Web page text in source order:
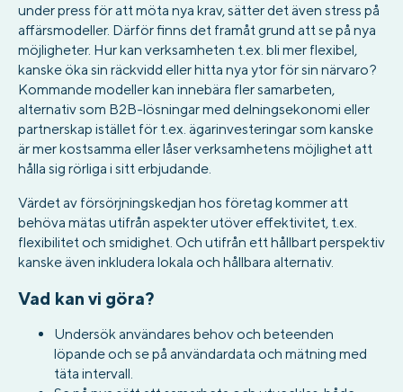
under press för att möta nya krav, sätter det även stress på
affärsmodeller. Därför finns det framåt grund att se på nya
möjligheter. Hur kan verksamheten t.ex. bli mer flexibel,
kanske öka sin räckvidd eller hitta nya ytor för sin närvaro?
Kommande modeller kan innebära fler samarbeten,
alternativ som B2B-lösningar med delningsekonomi eller
partnerskap istället för t.ex. ägarinvesteringar som kanske
är mer kostsamma eller låser verksamhetens möjlighet att
hålla sig rörliga i sitt erbjudande.
Värdet av försörjningskedjan hos företag kommer att
behöva mätas utifrån aspekter utöver effektivitet, t.ex.
flexibilitet och smidighet. Och utifrån ett hållbart perspektiv
kanske även inkludera lokala och hållbara alternativ.
Vad kan vi göra?
Undersök användares behov och beteenden
löpande och se på användardata och mätning med
täta intervall.